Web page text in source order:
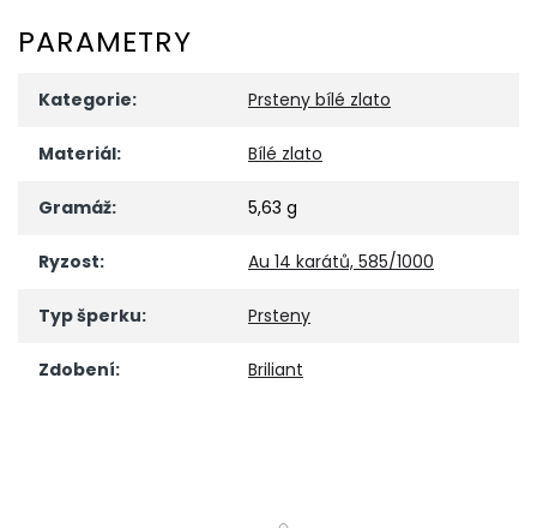
PARAMETRY
Kategorie: Prsteny bílé zlato
Materiál: Bílé zlato
Gramáž: 5,63 g
Ryzost: Au 14 karátů, 585/1000
Typ šperku: Prsteny
Zdobení: Briliant